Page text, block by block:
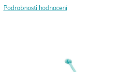
Podrobnosti hodnocení